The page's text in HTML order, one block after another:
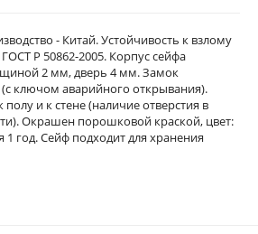
- Китай. Устойчивость к взлому
Р 50862-2005. Корпус сейфа
2 мм, дверь 4 мм. Замок
ключом аварийного открывания).
и к стене (наличие отверстия в
Окрашен порошковой краской, цвет:
1 год. Сейф подходит для хранения